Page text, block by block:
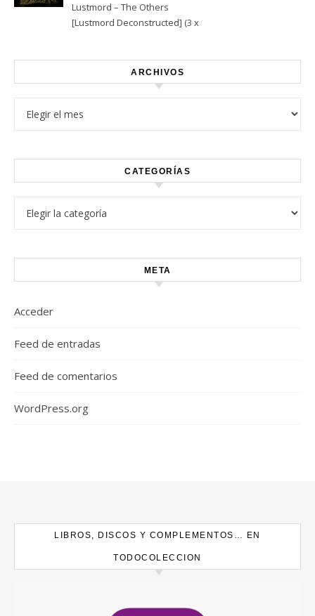
Lustmord – The Others
[Lustmord Deconstructed] (3 x
ARCHIVOS
CATEGORÍAS
META
Acceder
Feed de entradas
Feed de comentarios
WordPress.org
LIBROS, DISCOS Y COMPLEMENTOS… EN
TODOCOLECCION